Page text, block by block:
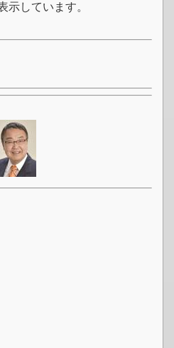
示しています。